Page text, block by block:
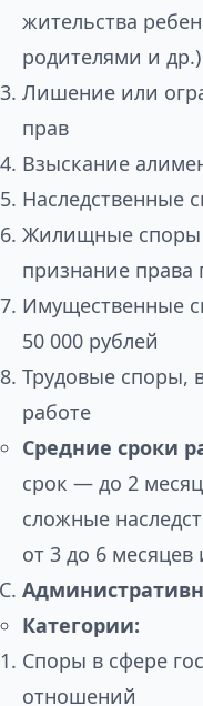
жительства
родителями и др.)
Лишение или
прав
Взыскание
Наследственные
Жилищные споры
признание права
Имущественные
50 000 рублей
Трудовые споры,
работе
Средние сроки
срок — до 2
сложные
от 3 до 6 месяцев
Категории:
Споры в сфере
отношений